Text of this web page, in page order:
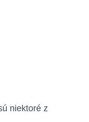
niektoré z